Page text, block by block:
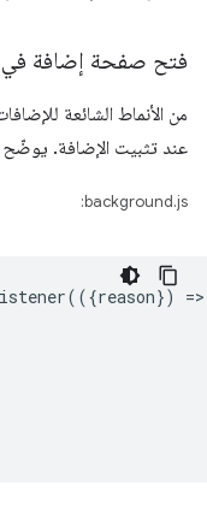
فتح صفحة إضافة في
من الأنماط الشائعة
عند تثبيت الإضافة. يوضّح
background.js:
(({reason}) =>